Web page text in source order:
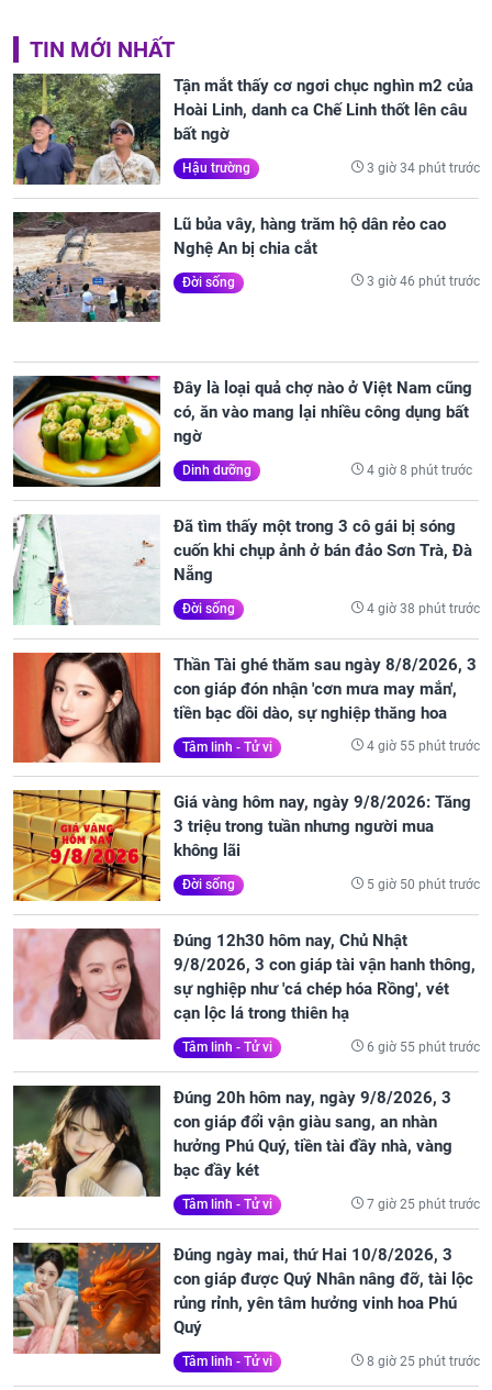
TIN MỚI NHẤT
Tận mắt thấy cơ ngơi chục nghìn m2 của
Hoài Linh, danh ca Chế Linh thốt lên câu
bất ngờ
Hậu trường 3 giờ 34 phút trước
Lũ bủa vây, hàng trăm hộ dân rẻo cao
Nghệ An bị chia cắt
Đời sống 3 giờ 46 phút trước
Đây là loại quả chợ nào ở Việt Nam cũng
có, ăn vào mang lại nhiều công dụng bất
ngờ
Dinh dưỡng 4 giờ 8 phút trước
Đã tìm thấy một trong 3 cô gái bị sóng
cuốn khi chụp ảnh ở bán đảo Sơn Trà, Đà
Nẵng
Đời sống 4 giờ 38 phút trước
Thần Tài ghé thăm sau ngày 8/8/2026, 3
con giáp đón nhận 'cơn mưa may mắn',
tiền bạc dồi dào, sự nghiệp thăng hoa
Tâm linh - Tử vi 4 giờ 55 phút trước
Giá vàng hôm nay, ngày 9/8/2026: Tăng
3 triệu trong tuần nhưng người mua
không lãi
Đời sống 5 giờ 50 phút trước
Đúng 12h30 hôm nay, Chủ Nhật
9/8/2026, 3 con giáp tài vận hanh thông,
sự nghiệp như 'cá chép hóa Rồng', vét
cạn lộc lá trong thiên hạ
Tâm linh - Tử vi 6 giờ 55 phút trước
Đúng 20h hôm nay, ngày 9/8/2026, 3
con giáp đổi vận giàu sang, an nhàn
hưởng Phú Quý, tiền tài đầy nhà, vàng
bạc đầy két
Tâm linh - Tử vi 7 giờ 25 phút trước
Đúng ngày mai, thứ Hai 10/8/2026, 3
con giáp được Quý Nhân nâng đỡ, tài lộc
rủng rỉnh, yên tâm hưởng vinh hoa Phú
Quý
Tâm linh - Tử vi 8 giờ 25 phút trước